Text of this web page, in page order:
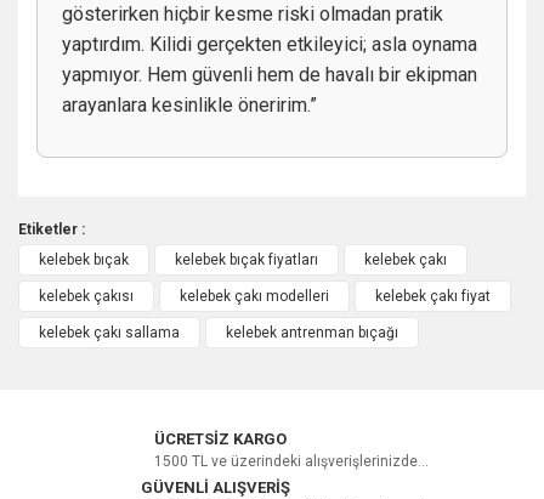
gösterirken hiçbir kesme riski olmadan pratik
yaptırdım. Kilidi gerçekten etkileyici; asla oynama
yapmıyor. Hem güvenli hem de havalı bir ekipman
arayanlara kesinlikle öneririm.”
Bu ürüne ilk yorumu siz yapın!
Etiketler :
kelebek bıçak
kelebek bıçak fiyatları kelebek çakı
kelebek çakısı kelebek çakı modelleri kelebek çakı fiyat
kelebek çakı sallama kelebek antrenman bıçağı
ÜCRETSİZ KARGO
1500 TL ve üzerindeki alışverişlerinizde...
GÜVENLİ ALIŞVERİŞ